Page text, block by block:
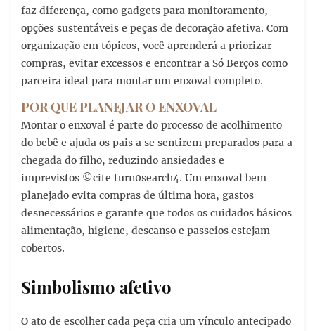
faz diferença, como gadgets para monitoramento,
opções sustentáveis e peças de decoração afetiva. Com
organização em tópicos, você aprenderá a priorizar
compras, evitar excessos e encontrar a Só Berços como
parceira ideal para montar um enxoval completo.
POR QUE PLANEJAR O ENXOVAL
Montar o enxoval é parte do processo de acolhimento
do bebê e ajuda os pais a se sentirem preparados para a
chegada do filho, reduzindo ansiedades e
imprevistos ©cite turn0search4. Um enxoval bem
planejado evita compras de última hora, gastos
desnecessários e garante que todos os cuidados básicos
alimentação, higiene, descanso e passeios estejam
cobertos.
Simbolismo afetivo
O ato de escolher cada peça cria um vínculo antecipado